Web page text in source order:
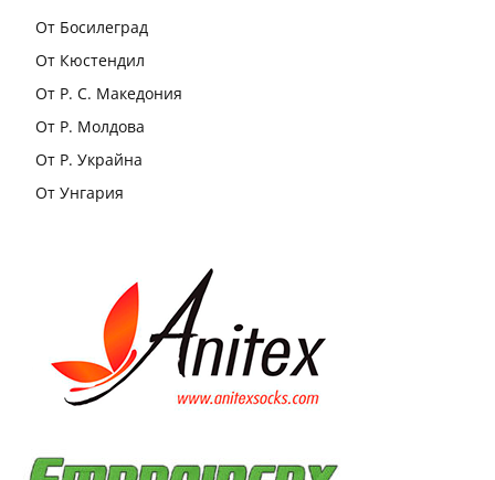
От Босилеград
От Кюстендил
От Р. С. Македония
От Р. Молдова
От Р. Украйна
От Унгария